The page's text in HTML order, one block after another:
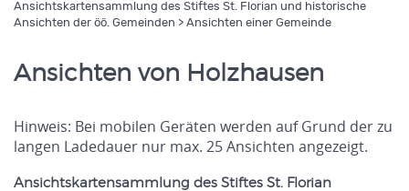
Ansichtskartensammlung des Stiftes St. Florian und historische
Ansichten der öö. Gemeinden > Ansichten einer Gemeinde
Ansichten von Holzhausen
Hinweis: Bei mobilen Geräten werden auf Grund der zu
langen Ladedauer nur max. 25 Ansichten angezeigt.
Ansichtskartensammlung des Stiftes St. Florian